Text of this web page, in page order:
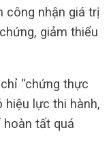
công nhận giá trị
giảm thiểu
“chứng thực
hiệu lực thi hành,
hoàn tất quá